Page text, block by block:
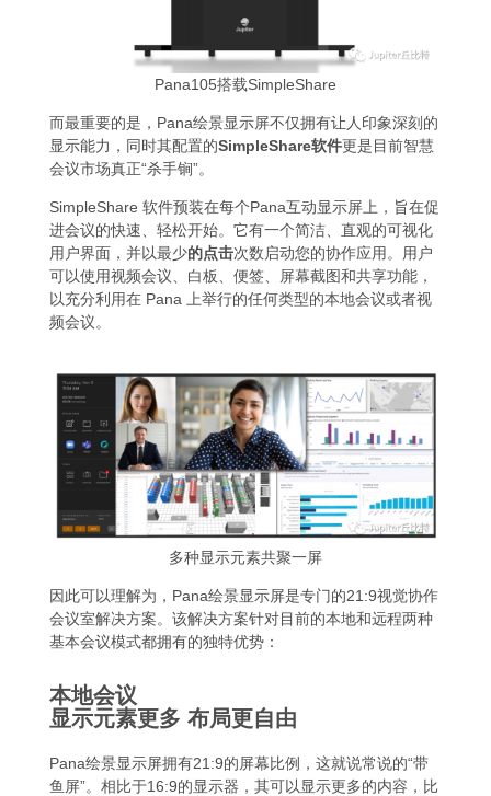
Pana105搭载SimpleShare
而最重要的是，Pana绘景显示屏不仅拥有让人印象深刻的
显示能力，同时其配置的SimpleShare软件更是目前智慧
会议市场真正“杀手锏”。
SimpleShare 软件预装在每个Pana互动显示屏上，旨在促
进会议的快速、轻松开始。它有一个简洁、直观的可视化
用户界面，并以最少的点击次数启动您的协作应用。用户
可以使用视频会议、白板、便签、屏幕截图和共享功能，
以充分利用在 Pana 上举行的任何类型的本地会议或者视
频会议。
多种显示元素共聚一屏
因此可以理解为，Pana绘景显示屏是专门的21:9视觉协作
会议室解决方案。该解决方案针对目前的本地和远程两种
基本会议模式都拥有的独特优势：
本地会议
显示元素更多 布局更自由
Pana绘景显示屏拥有21:9的屏幕比例，这就说常说的“带
鱼屏”。相比于16:9的显示器，其可以显示更多的内容，比